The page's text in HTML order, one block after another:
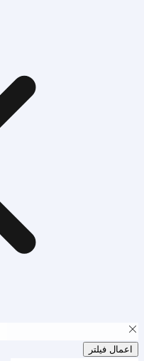
اعمال فیلتر